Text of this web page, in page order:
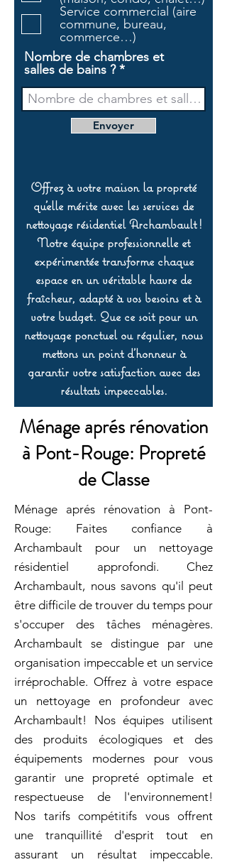
e
Service commercial (aire
commune, bureau,
commerce…)
Nombre de chambres et
salles de bains ?
Envoyer
Offrez à votre maison la propreté
qu’elle mérite avec les services de
nettoyage résidentiel Archambault !
Notre équipe professionnelle et
expérimentée transforme chaque
espace en un véritable havre de
fraîcheur, adapté à vos besoins et à
votre budget. Que ce soit pour un
nettoyage ponctuel ou régulier, nous
mettons un point d’honneur à
garantir votre satisfaction avec des
résultats impeccables.
Ménage aprés rénovation
à Pont-Rouge: Propreté
de Classe
Ménage aprés rénovation à Pont-
Rouge: Faites confiance à
Archambault pour un nettoyage
résidentiel approfondi. Chez
Archambault, nous savons qu'il peut
être difficile de trouver du temps pour
s'occuper des tâches ménagères.
Archambault se distingue par une
organisation impeccable et un service
irréprochable. Offrez à votre espace
un nettoyage en profondeur avec
Archambault! Nos équipes utilisent
des produits écologiques et des
équipements modernes pour vous
garantir une propreté optimale et
respectueuse de l'environnement!
Nos tarifs compétitifs vous offrent
une tranquillité d'esprit tout en
assurant un résultat impeccable.